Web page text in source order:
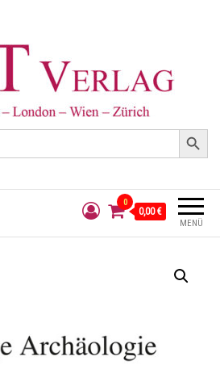
Search Button
MENÜ
0
0,00 €